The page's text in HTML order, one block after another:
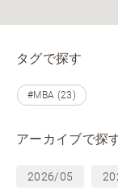
タグで探す
#MBA (23)
アーカイブで探
2026/05